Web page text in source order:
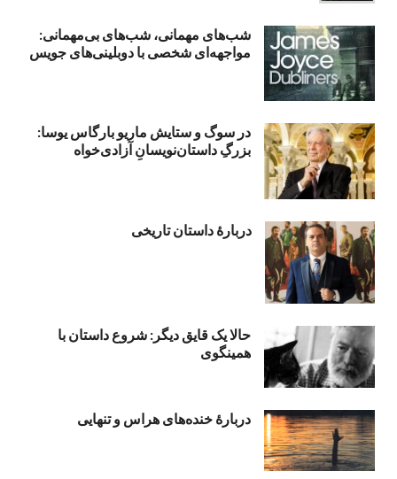
شب‌های مهمانی، شب‌های بی‌مهمانی:
مواجهه‌ای شخصی با دوبلینی‌های جویس
در سوگ و ستایش ماریو بارگاس یوسا:
بزرگِ داستان‌نویسانِ آزادی‌خواه
دربارۀ داستان تاریخی
حالا یک قایق دیگر: شروع داستان با
همینگوی
دربارهٔ خنده‌های هراس و تنهایی